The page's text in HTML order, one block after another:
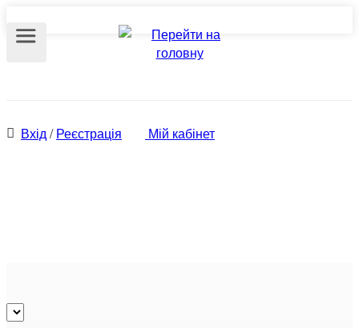
Вхід/Реєстрація Мій кабінет